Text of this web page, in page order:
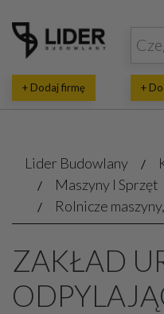
+ Dodaj firmę +
Lider Budowlany
Maszyny I Sprzęt
Rolnicze
ZAKŁAD